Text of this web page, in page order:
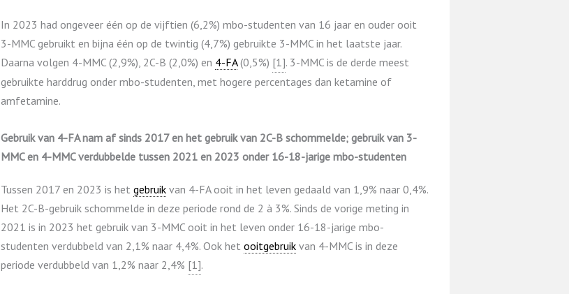
In 2023 had ongeveer één op de vijftien (6,2%) mbo-studenten van 16 jaar en ouder ooit
3-MMC gebruikt en bijna één op de twintig (4,7%) gebruikte 3-MMC in het laatste jaar.
Daarna volgen 4-MMC (2,9%), 2C-B (2,0%) en 4-FA(0,5%) ​[1]​. 3-MMC is de derde meest
gebruikte harddrug onder mbo-studenten, met hogere percentages dan ketamine of
amfetamine.
Gebruik van 4-FA nam af sinds 2017 en het gebruik van 2C-B schommelde; gebruik van 3-
MMC en 4-MMC verdubbelde tussen 2021 en 2023 onder 16-18-jarige mbo-studenten
Tussen 2017 en 2023 is hetgebruik van 4-FA ooit in het leven gedaald van 1,9% naar 0,4%.
Het 2C-B-gebruik schommelde in deze periode rond de 2 à 3%. Sinds de vorige meting in
2021 is in 2023 het gebruik van 3-MMC ooit in het leven onder 16-18-jarige mbo-
studenten verdubbeld van 2,1% naar 4,4%. Ook hetooitgebruik van 4-MMC is in deze
periode verdubbeld van 1,2% naar 2,4% ​[1]​.